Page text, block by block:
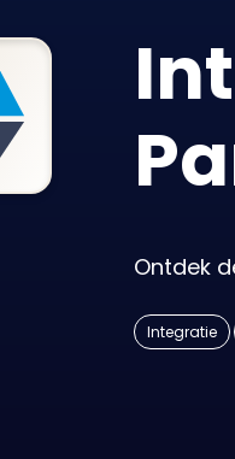
Ontdek
Integratie